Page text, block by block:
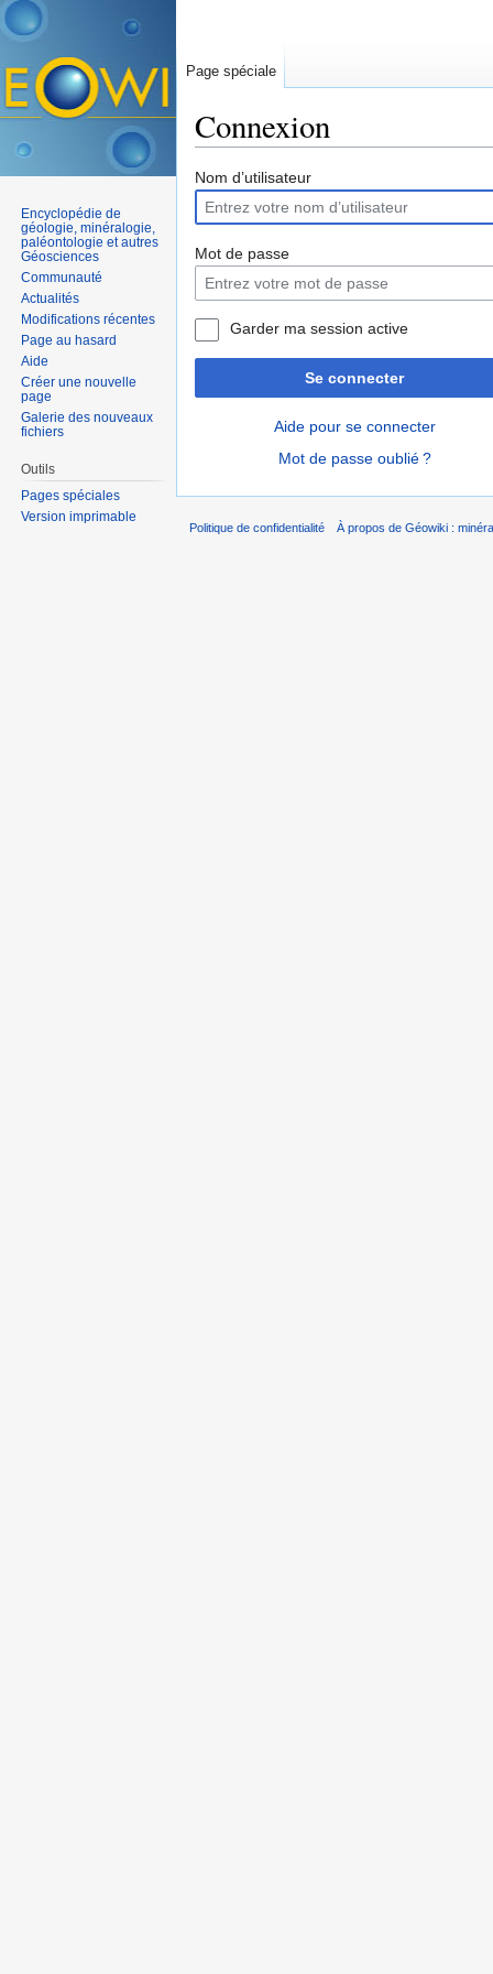
Connexion
Nom d’utilisateur
Mot de passe
Garder ma session active
Se connecter
Aide pour se connecter
Mot de passe oublié ?
Page spéciale
Encyclopédie de
géologie, minéralogie,
paléontologie et autres
Géosciences
Communauté
Actualités
Modifications récentes
Page au hasard
Aide
Créer une nouvelle
page
Galerie des nouveaux
fichiers
Outils
Pages spéciales
Version imprimable
Politique de confidentialité À propos de Géowiki :